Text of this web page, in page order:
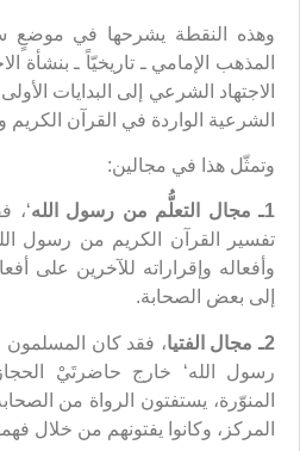
وهذه النقطة يشرحها في موضعٍ
المذهب الإمامي ـ تاريخيّاً ـ بنشأة
الاجتهاد الشرعي إلى البدايات
الشرعية الواردة في القرآن
وتمثّل هذا في مجالين:
1ـ مجال التعلُّم من رسول الله
‘،
تفسير القرآن الكريم من رسول
وأفعاله وإقراراته للآخرين على
إلى بعض الصحابة.
2ـ مجال الفتيا
، فقد كان المسلمون
رسول الله‘ خارج حاضرتَيْ
المنوّرة، يستفتون الرواة من
المركز، وكانوا يفتونهم من خلال